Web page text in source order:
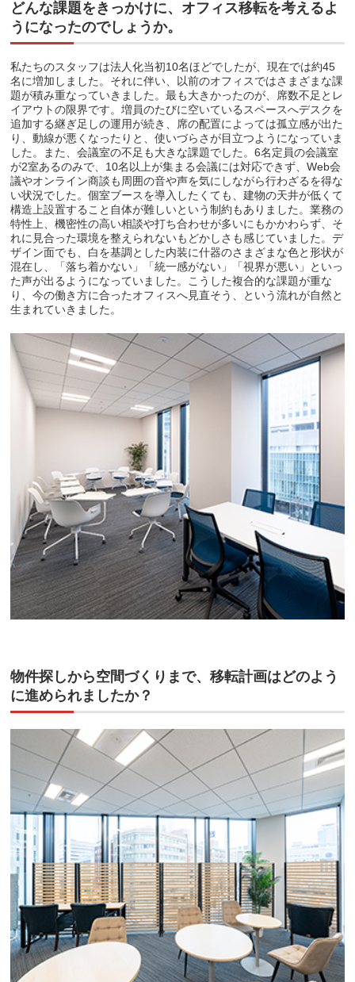
どんな課題をきっかけに、オフィス移転を考えるよ
うになったのでしょうか。
私たちのスタッフは法人化当初10名ほどでしたが、現在では約45
名に増加しました。それに伴い、以前のオフィスではさまざまな課
題が積み重なっていきました。最も大きかったのが、席数不足とレ
イアウトの限界です。増員のたびに空いているスペースへデスクを
追加する継ぎ足しの運用が続き、席の配置によっては孤立感が出た
り、動線が悪くなったりと、使いづらさが目立つようになっていま
した。また、会議室の不足も大きな課題でした。6名定員の会議室
が2室あるのみで、10名以上が集まる会議には対応できず、Web会
議やオンライン商談も周囲の音や声を気にしながら行わざるを得な
い状況でした。個室ブースを導入したくても、建物の天井が低くて
構造上設置すること自体が難しいという制約もありました。業務の
特性上、機密性の高い相談や打ち合わせが多いにもかかわらず、そ
れに見合った環境を整えられないもどかしさも感じていました。デ
ザイン面でも、白を基調とした内装に什器のさまざまな色と形状が
混在し、「落ち着かない」「統一感がない」「視界が悪い」といっ
た声が出るようになっていました。こうした複合的な課題が重な
り、今の働き方に合ったオフィスへ見直そう、という流れが自然と
生まれていきました。
物件探しから空間づくりまで、移転計画はどのよう
に進められましたか？